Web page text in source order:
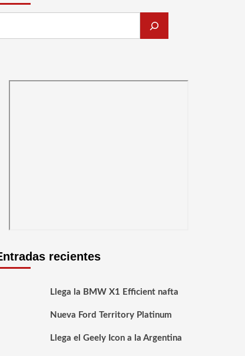
recientes
Llega la BMW X1 Efficient nafta
Nueva Ford Territory Platinum
Llega el Geely Icon a la Argentina